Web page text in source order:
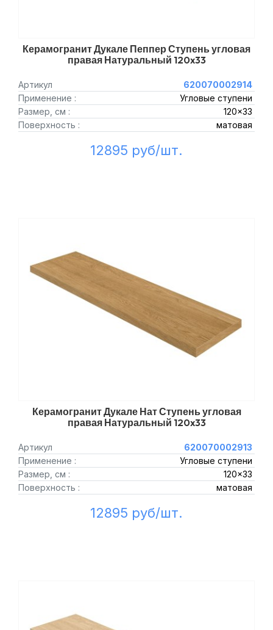
Керамогранит Дукале Пеппер Ступень угловая
правая Натуральный 120x33
Артикул
620070002914
Применение :
Угловые ступени
Размер, см :
120x33
Поверхность :
матовая
12895 руб/шт.
Керамогранит Дукале Нат Ступень угловая
правая Натуральный 120x33
Артикул
620070002913
Применение :
Угловые ступени
Размер, см :
120x33
Поверхность :
матовая
12895 руб/шт.